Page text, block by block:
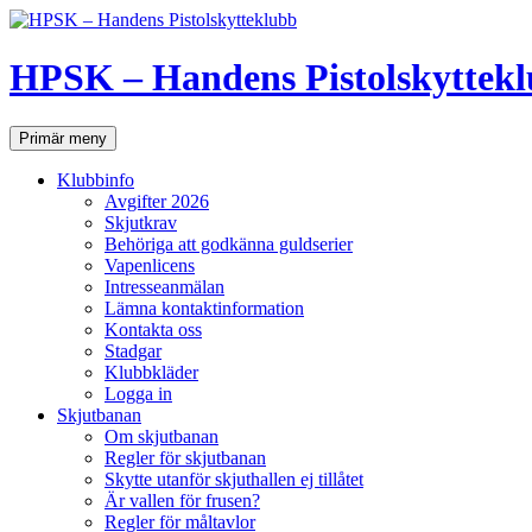
Hoppa
innehåll
HPSK – Handens
SökPrimär meny
Klubbinfo
Avgifter 2026
Skjutkrav
Behöriga att godkänna guldserier
Vapenlicens
Intresseanmälan
Lämna kontaktinformation
Kontakta oss
Stadgar
Klubbkläder
Logga in
Skjutbanan
Om skjutbanan
Regler för skjutbanan
Skytte utanför skjuthallen ej tillåtet
Är vallen för frusen?
Regler för måltavlor